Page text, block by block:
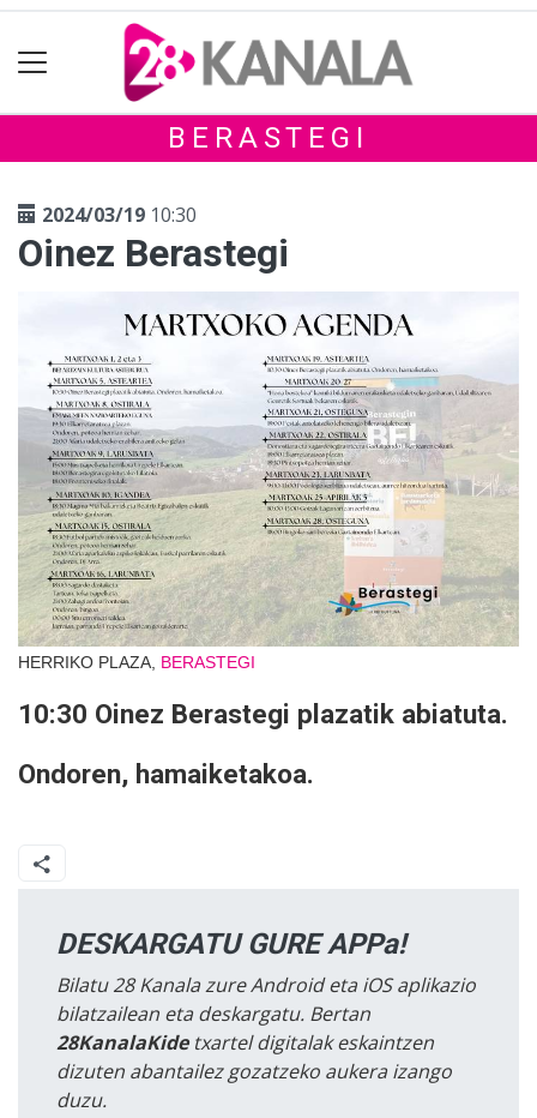
BERASTEGI
2024/03/19 10:30
Oinez Berastegi
HERRIKO PLAZA, BERASTEGI
10:30 Oinez Berastegi plazatik abiatuta.
Ondoren, hamaiketakoa.
DESKARGATU GURE APPa!
Bilatu 28 Kanala zure Android eta iOS aplikazio
bilatzailean eta deskargatu. Bertan
28KanalaKidetxartel digitalak eskaintzen
dizuten abantailez gozatzeko aukera izango
duzu.